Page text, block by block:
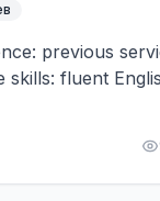
previous
skills: fluent